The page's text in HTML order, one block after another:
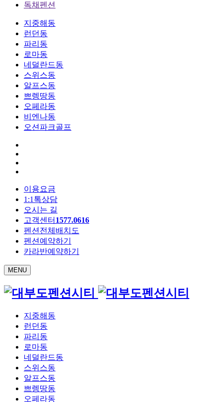
독채펜션
지중해동
런던동
파리동
로마동
네덜란드동
스위스동
알프스동
쁘렝땅동
오페라동
비엔나동
오션파크골프
이용요금
1:1톡상담
오시는 길
고객센터 1577.0616
펜션전체배치도
펜션예약하기
카라반예약하기
MENU
지중해동
런던동
파리동
로마동
네덜란드동
스위스동
알프스동
쁘렝땅동
오페라동